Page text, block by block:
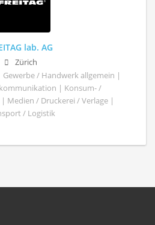
lab. AG
Zürich
/ Handwerk allgemein |
| Konsum- /
Medien / Druckerei / Verlage |
/ Logistik